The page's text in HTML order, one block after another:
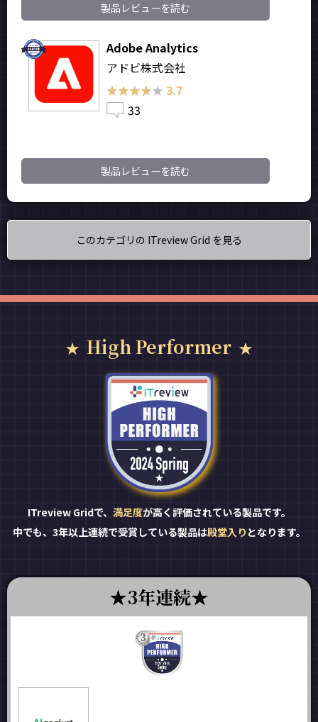
製品レビューを読む
Adobe Analytics
アドビ株式会社
★★★★★
★★★★★ 3.7
33
製品レビューを読む
このカテゴリの ITreview Grid を見る
High Performer
ITreview Gridで、 満足度が高く評価されている製品です。
中でも、3年以上連続で受賞している製品は殿堂入り となります。
3年連続